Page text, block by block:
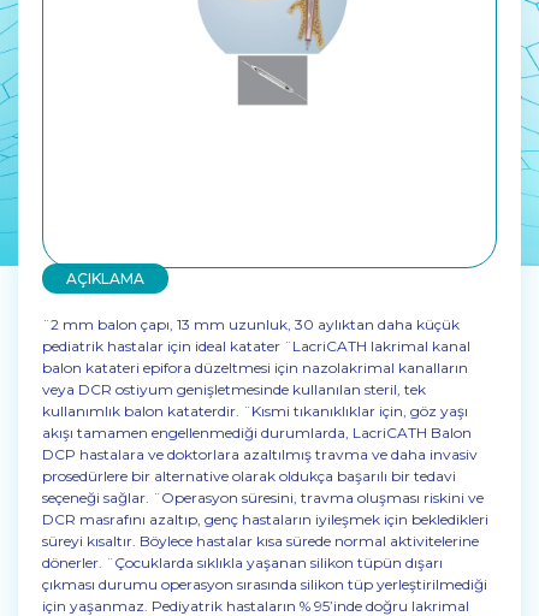
AÇIKLAMA
¨2 mm balon çapı, 13 mm uzunluk, 30 aylıktan daha küçük
pediatrik hastalar için ideal katater ¨LacriCATH lakrimal kanal
balon katateri epifora düzeltmesi için nazolakrimal kanalların
veya DCR ostiyum genişletmesinde kullanılan steril, tek
kullanımlık balon kataterdir. ¨Kısmi tıkanıklıklar için, göz yaşı
akışı tamamen engellenmediği durumlarda, LacriCATH Balon
DCP hastalara ve doktorlara azaltılmış travma ve daha invasiv
prosedürlere bir alternative olarak oldukça başarılı bir tedavi
seçeneği sağlar. ¨Operasyon süresini, travma oluşması riskini ve
DCR masrafını azaltıp, genç hastaların iyileşmek için bekledikleri
süreyi kısaltır. Böylece hastalar kısa sürede normal aktivitelerine
dönerler. ¨Çocuklarda sıklıkla yaşanan silikon tüpün dışarı
çıkması durumu operasyon sırasında silikon tüp yerleştirilmediği
için yaşanmaz. Pediyatrik hastaların % 95’inde doğru lakrimal